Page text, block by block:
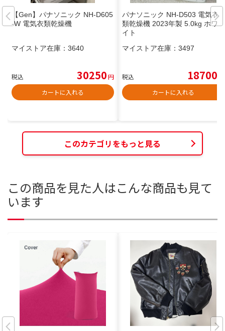
【Gen】パナソニック NH-D605
-W 電気衣類乾燥機
マイストア在庫： 3640
税込 30250円
カートに入れる
パナソニック NH-D503 電気衣
類乾燥機 2023年製 5.0kg ホワ
イト
マイストア在庫： 3497
税込 18700
カートに入れる
このカテゴリをもっと見る
この商品を見た人はこんな商品も見て
います